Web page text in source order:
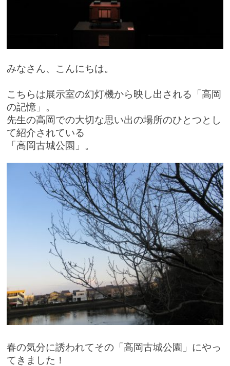
みなさん、こんにちは。
こちらは展示室の幻灯機から映し出される「高岡
の記憶」。
先生の高岡での大切な思い出の場所のひとつとし
て紹介されている
「高岡古城公園」。
春の気分に誘われてその「高岡古城公園」にやっ
てきました！